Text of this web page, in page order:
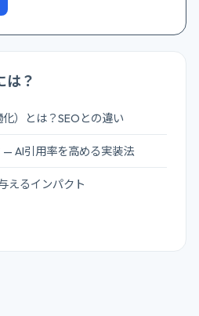
は？
）とは？SEOとの違い
AI引用率を高める実装法
えるインパクト